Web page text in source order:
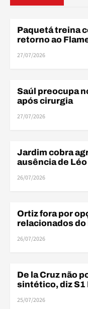
DESFALQUES
Paquetá treina
retorno ao
27/07/2026
DESFALQUES
Saúl preocupa
após cirurgia
27/07/2026
BRASILEIRÃO
Jardim cobra
ausência de
26/07/2026
DESFALQUES
Ortiz fora por
relacionados do
26/07/2026
DESFALQUES
De la Cruz não
sintético, diz S1
25/07/2026